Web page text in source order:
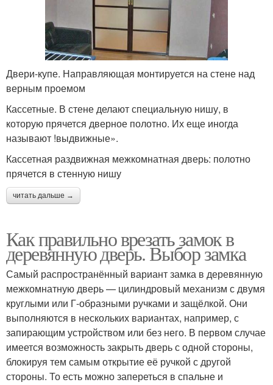
Двери-купе. Направляющая монтируется на стене над
верным проемом
Кассетные. В стене делают специальную нишу, в
которую прячется дверное полотно. Их еще иногда
называют !выдвижные».
Кассетная раздвижная межкомнатная дверь: полотно
прячется в стенную нишу
читать дальше →
Как правильно врезать замок в
деревянную дверь. Выбор замка
Самый распространённый вариант замка в деревянную
межкомнатную дверь — цилиндровый механизм с двумя
круглыми или Г-образными ручками и защёлкой. Они
выполняются в нескольких вариантах, например, с
запирающим устройством или без него. В первом случае
имеется возможность закрыть дверь с одной стороны,
блокируя тем самым открытие её ручкой с другой
стороны. То есть можно запереться в спальне и